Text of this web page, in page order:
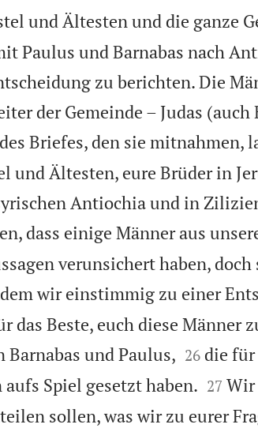
und Ältesten und die ganze
Paulus und Barnabas nach
zu berichten. Die
der Gemeinde – Judas (auch
Briefes, den sie mitnahmen,
und Ältesten, eure Brüder in
Antiochia und in
dass einige Männer aus
verunsichert haben, doch
wir einstimmig zu einer
das Beste, euch diese Männer
und Paulus, 

26 die für
Spiel gesetzt haben.
27 Wir
sollen, was wir zu eurer